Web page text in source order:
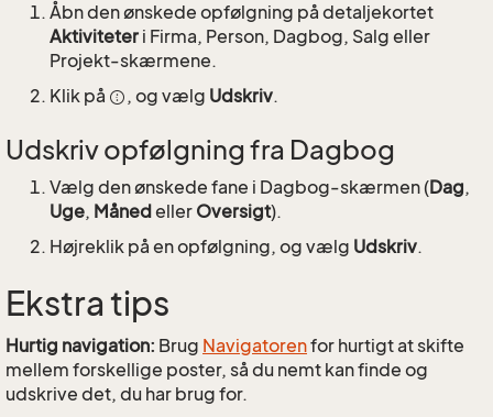
Åbn den ønskede opfølgning på detaljekortet
Aktiviteter i Firma, Person, Dagbog, Salg eller
Projekt-skærmene.
Klik på
, og vælg Udskriv.
Udskriv opfølgning fra Dagbog
Vælg den ønskede fane i Dagbog-skærmen (Dag,
Uge, Måned eller Oversigt).
Højreklik på en opfølgning, og vælg Udskriv.
Ekstra tips
Hurtig navigation: Brug Navigatorenfor hurtigt at skifte
mellem forskellige poster, så du nemt kan finde og
udskrive det, du har brug for.